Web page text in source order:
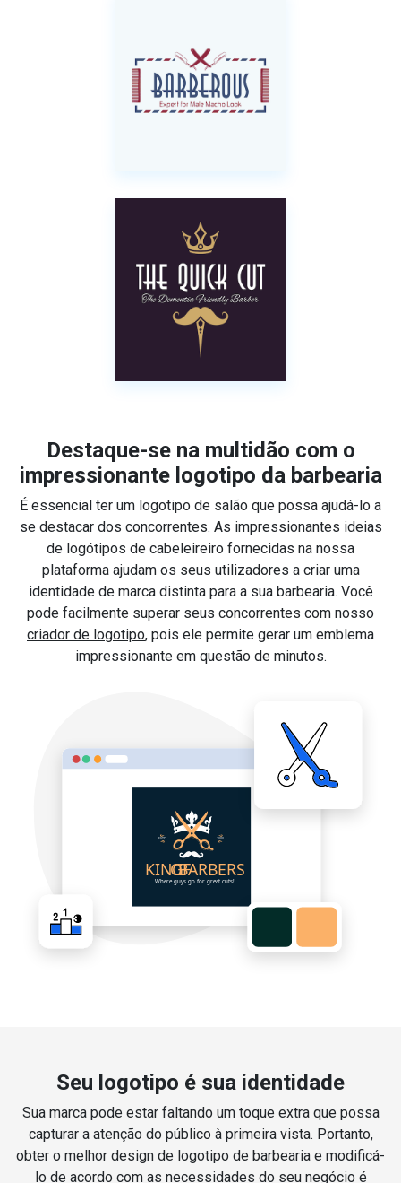
Destaque-se na multidão com o
impressionante logotipo da barbearia
É essencial ter um logotipo de salão que possa ajudá-lo a
se destacar dos concorrentes. As impressionantes ideias
de logótipos de cabeleireiro fornecidas na nossa
plataforma ajudam os seus utilizadores a criar uma
identidade de marca distinta para a sua barbearia. Você
pode facilmente superar seus concorrentes com nosso
criador de logotipo, pois ele permite gerar um emblema
impressionante em questão de minutos.
Seu logotipo é sua identidade
Sua marca pode estar faltando um toque extra que possa
capturar a atenção do público à primeira vista. Portanto,
obter o melhor design de logotipo de barbearia e modificá-
lo de acordo com as necessidades do seu negócio é